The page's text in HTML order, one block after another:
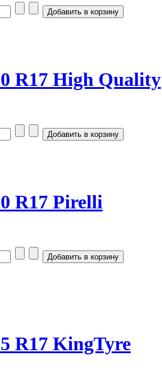
R17 High Quality
R17 Pirelli
R17 KingTyre